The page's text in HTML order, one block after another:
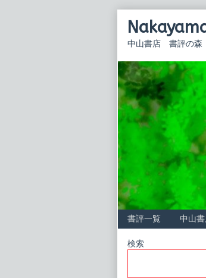
中山書店 書評の森
書評一覧 中山
Primary
検索